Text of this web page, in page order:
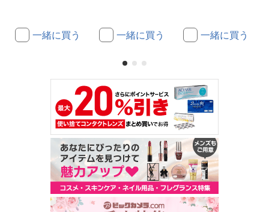
一緒に買う 一緒に買う 一緒に買う